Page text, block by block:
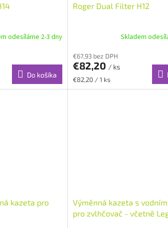
odesíláme 2-3 dny
Do košíka
Roger Dual Filter H12
Skladem
€67,93 bez DPH
€82,20 / ks
Jednotková
cena:
€82,20 / 1 ks
kazeta pro
Výměnná kazeta s
pro zvlhčovač - včetně